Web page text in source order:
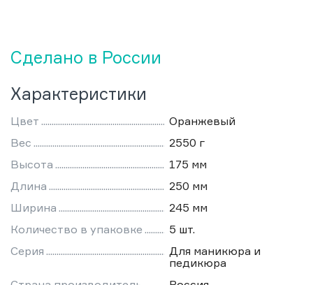
Сделано в России
Характеристики
Цвет
Оранжевый
Вес
2550 г
Высота
175 мм
Длина
250 мм
Ширина
245 мм
Количество в упаковке
5 шт.
Серия
Для маникюра и
педикюра